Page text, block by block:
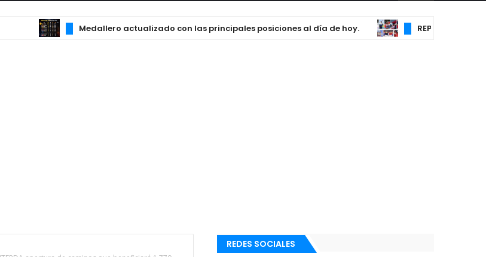
Medallero actualizado con las principales posiciones al día de hoy. REPÚBLICA
REDES SOCIALES